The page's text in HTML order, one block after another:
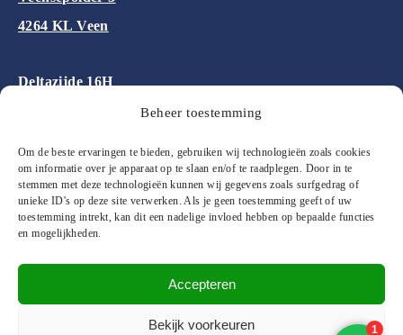
Beheer toestemming
Om de beste ervaringen te bieden, gebruiken wij technologieën zoals cookies
om informatie over je apparaat op te slaan en/of te raadplegen. Door in te
stemmen met deze technologieën kunnen wij gegevens zoals surfgedrag of
unieke ID's op deze site verwerken. Als je geen toestemming geeft of uw
toestemming intrekt, kan dit een nadelige invloed hebben op bepaalde functies
en mogelijkheden.
Accepteren
Bekijk voorkeuren
4264 KL Veen
Deltazijde 16H
Aalsmeerderweg 227
1432 CM Aalsmeer